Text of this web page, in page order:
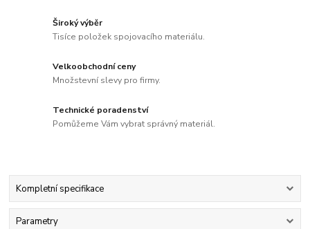
Široký výběr
Tisíce položek spojovacího materiálu.
Velkoobchodní ceny
Množstevní slevy pro firmy.
Technické poradenství
Pomůžeme Vám vybrat správný materiál.
Kompletní specifikace
Parametry